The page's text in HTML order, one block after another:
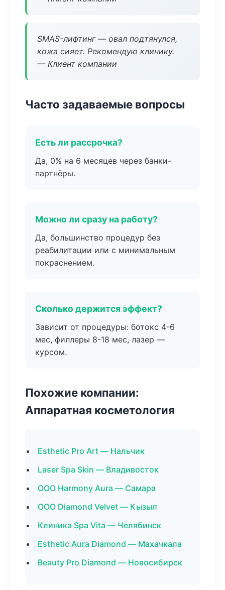
SMAS-лифтинг — овал подтянулся,
кожа сияет. Рекомендую клинику.
— Клиент компании
Часто задаваемые вопросы
Есть ли рассрочка?
Да, 0% на 6 месяцев через банки-
партнёры.
Можно ли сразу на работу?
Да, большинство процедур без
реабилитации или с минимальным
покраснением.
Сколько держится эффект?
Зависит от процедуры: ботокс 4-6
мес, филлеры 8-18 мес, лазер —
курсом.
Похожие компании:
Аппаратная косметология
Esthetic Pro Art — Нальчик
Laser Spa Skin — Владивосток
ООО Harmony Aura — Самара
ООО Diamond Velvet — Кызыл
Клиника Spa Vita — Челябинск
Esthetic Aura Diamond — Махачкала
Beauty Pro Diamond — Новосибирск